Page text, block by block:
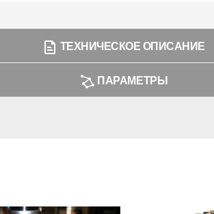
ТЕХНИЧЕСКОЕ ОПИСАНИЕ
ПАРАМЕТРЫ